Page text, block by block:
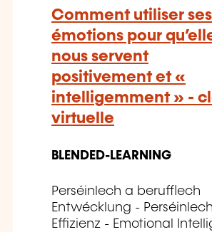
Comment utiliser ses
émotions pour
nous servent
positivement et «
intelligemment » -
virtuelle
BLENDED-LEARNING
Perséinlech a berufflech
Entwécklung - Perséinlech
Effizienz - Emotional